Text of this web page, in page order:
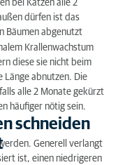
bei Katzen alle 2
dürfen ist das
Bäumen abgenutzt
Krallenwachstum
diese sie nicht beim
Länge abnutzen. Die
alle 2 Monate gekürzt
häufiger nötig sein.
schneiden
Generell verlangt
ist, einen niedrigeren